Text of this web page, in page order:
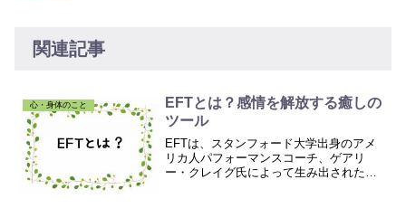
関連記事
心・身体のこと
EFTとは？感情を解放する癒しの
ツール
EFTは、スタンフォード大学出身のアメ
リカ人パフォーマンスコーチ、ゲアリ
ー・クレイグ氏によって生み出された